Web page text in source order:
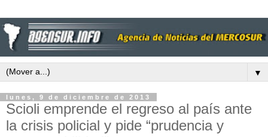
▼
lunes, 9 de diciembre de 2013
Scioli emprende el regreso al país ante
la crisis policial y pide “prudencia y